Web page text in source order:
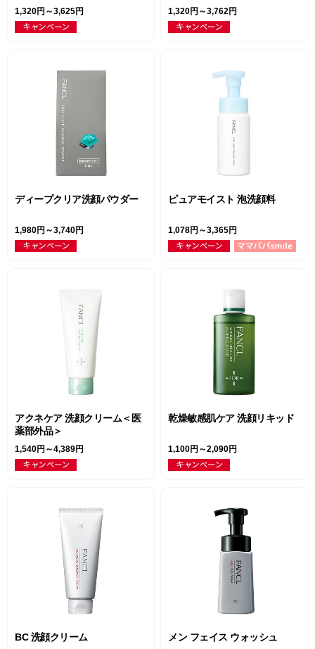
1,320円～3,625円 1,320円～3,762円
ディープクリア洗顔パウダー
1,980円～3,740円
ピュアモイスト 泡洗顔料
1,078円～3,365円
アクネケア 洗顔クリーム＜医
薬部外品＞
1,540円～4,389円
乾燥敏感肌ケア 洗顔リキッド
1,100円～2,090円
BC 洗顔クリーム メン フェイス ウォッシュ